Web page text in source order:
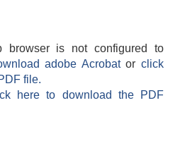
browser is not configured to
adobe Acrobatorclick
file.
here to download the PDF